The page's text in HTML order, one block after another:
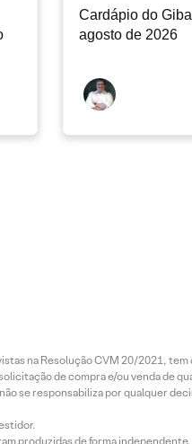
Cardápio do
agosto de 2026
na Resolução CVM 20/2021,
de compra e/ou venda de
se responsabiliza por qualquer
produzidas de forma